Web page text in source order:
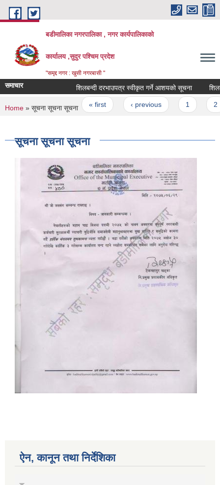
Skip to main content
बडीमालिका नगरपालिका , नगर कार्यपालिकाको
कार्यालय ,सुदुर पश्चिम प्रदेश
"समृद्द नगर : खुसी नगरबासी "
समाचार शिलबन्दी दरभाउपत्र स्वीकृत गर्ने आशयको सूचना
Pages
« first ‹ previous
You are here
Home » सूचना सूचना सूचना
सूचना सूचना सूचना
ऐन, कानून तथा निर्देशिका